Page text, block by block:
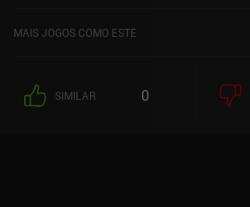
MAIS JOGOS COMO ESTE
SIMILAR 0